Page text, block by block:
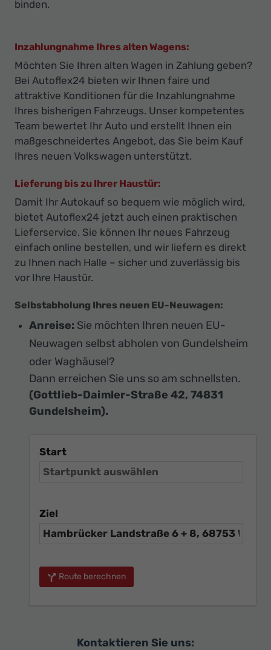
binden.
Inzahlungnahme Ihres alten Wagens:
Möchten Sie Ihren alten Wagen in Zahlung geben?
Bei Autoflex24 bieten wir Ihnen faire und
attraktive Konditionen für die Inzahlungnahme
Ihres bisherigen Fahrzeugs. Unser kompetentes
Team bewertet Ihr Auto und erstellt Ihnen ein
maßgeschneidertes Angebot, das Sie beim Kauf
Ihres neuen Volkswagen unterstützt.
Lieferung bis zu Ihrer Haustür:
Damit Ihr Autokauf so bequem wie möglich wird,
bietet Autoflex24 jetzt auch einen praktischen
Lieferservice. Sie können Ihr neues Fahrzeug
einfach online bestellen, und wir liefern es direkt
zu Ihnen nach Halle – sicher und zuverlässig bis
vor Ihre Haustür.
Selbstabholung Ihres neuen EU-Neuwagen:
Anreise: Sie möchten Ihren neuen EU-
Neuwagen selbst abholen von Gundelsheim
oder Waghäusel?
Dann erreichen Sie uns so am schnellsten.
(Gottlieb-Daimler-Straße 42, 74831
Gundelsheim).
Start
Ziel
Route berechnen
Kontaktieren Sie uns: